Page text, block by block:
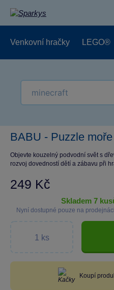
Venkovní hračky LEGO®
BABU - Puzzle moře
Objevte kouzelný podvodní svět s
rozvoj dovedností dětí a zábavu při
249 Kč
skladem 7
Nyní dostupné pouze na
Koupí